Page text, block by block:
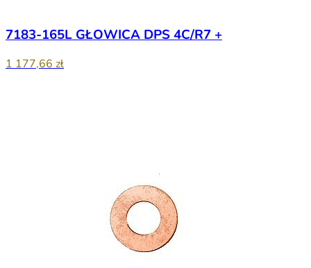
7183-165L GŁOWICA DPS 4C/R7 +
1 177,66 zł